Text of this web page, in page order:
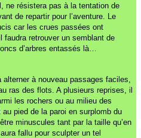
ne résistera pas à la tentation de
de repartir pour l’aventure. Le
car les crues passées ont
faudra retrouver un semblant de
d’arbres entassés là…
alterner à nouveau passages faciles,
ras des flots. A plusieurs reprises, il
les rochers ou au milieu des
pied de la paroi en surplomb du
minuscules tant par la taille qu’en
fallu pour sculpter un tel